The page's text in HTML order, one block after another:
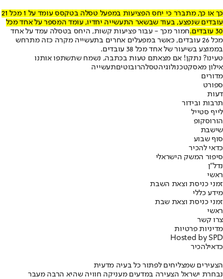
כך או כך, מתברר כי יחס הפציעות במפעל טסלה בטקסס עומד על 1 מכל 21
עובדים שנפצע, בעוד שבשאר התעשייה יחדיו, עומד המספר על אחד מכל
30 עובדים.
חמור מכך - עבור פציעות קשות, היחס בטסלה עמד על אחד
מכל 26 עובדים, כאשר במפעלים אחרים בתעשייה מקרה כזה מתרחש
בממוצע בשיעור של אחד מכל 38 עובדים.
טעינו? נתקן! אם מצאתם טעות בכתבה, נשמח שתשתפו אותנו
אילון מאסקטכנולוגיהטסלהרובוטיםתעשייה
מדורים
ספורט
דעות
תרבות ובידור
לייף סטייל
הורוסקופ
שישבת
סוף שבוע
כדאי להכיר
סיפור המשק הישראלי
נדל"ן
ראשי
זמני כניסת וצאת השבת
מידע כללי
זמני כניסת וצאת שבת
ראשי
צרו קשר
מדיניות פרטיות
Hosted by SPD
כדאילהכיר
הצעירים שמצליחים לפתור כל בעיה מדעית
נבחרת ישראל הצעירה במדעים מעניקה חוויה שהיא הרבה מעבר